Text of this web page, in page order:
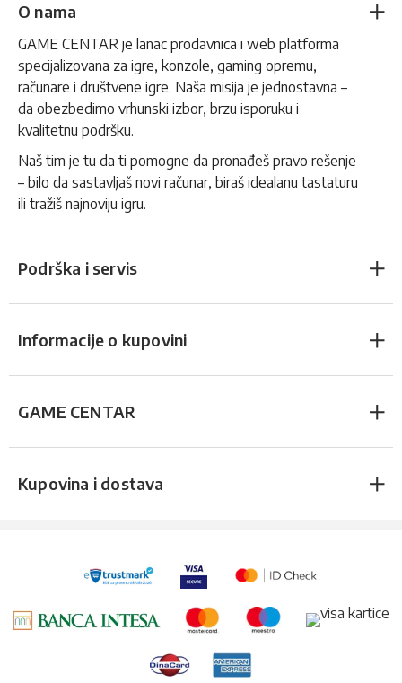
O nama
GAME CENTAR je lanac prodavnica i web platforma
specijalizovana za igre, konzole, gaming opremu,
računare i društvene igre. Naša misija je jednostavna –
da obezbedimo vrhunski izbor, brzu isporuku i
kvalitetnu podršku.
Naš tim je tu da ti pomogne da pronađeš pravo rešenje
– bilo da sastavljaš novi računar, biraš idealanu tastaturu
ili tražiš najnoviju igru.
Podrška i servis
Informacije o kupovini
GAME CENTAR
Kupovina i dostava